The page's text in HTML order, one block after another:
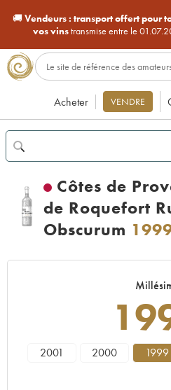
🚚Vendeurs : transport offert pour
vos vinstransmise entre le
Acheter VENDRE
Côtes de
de Roquefort
Obscurum
2001 2000 1999